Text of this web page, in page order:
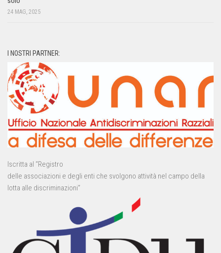
24 MAG, 2025
I NOSTRI PARTNER:
Iscritta al “Registro
delle associazioni e degli enti che svolgono attività nel campo della
lotta alle discriminazioni”